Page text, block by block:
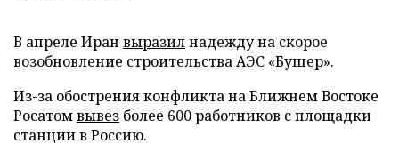
В апреле Иран выразилнадежду на скорое
возобновление строительства АЭС «Бушер».
Из-за обострения конфликта на Ближнем Востоке
Росатомвывез более 600 работников с площадки
станции в Россию.